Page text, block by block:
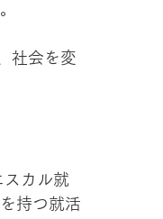
社会を変
スカル就
持つ就活